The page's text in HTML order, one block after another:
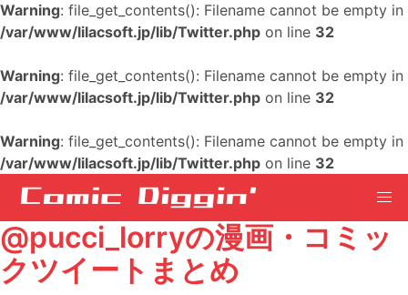
Warning: file_get_contents(): Filename cannot be empty in
/var/www/lilacsoft.jp/lib/Twitter.php on line 32
Warning: file_get_contents(): Filename cannot be empty in
/var/www/lilacsoft.jp/lib/Twitter.php on line 32
Warning: file_get_contents(): Filename cannot be empty in
/var/www/lilacsoft.jp/lib/Twitter.php on line 32
@pucci_lorryの漫画・コミッ
クツイートまとめ